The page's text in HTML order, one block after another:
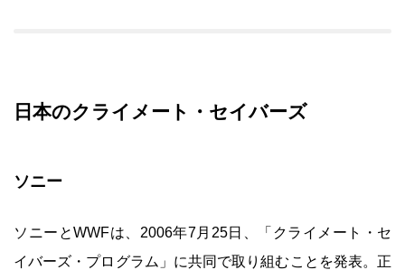
日本のクライメート・セイバーズ
ソニー
ソニーとWWFは、2006年7月25日、「クライメート・セ
イバーズ・プログラム」に共同で取り組むことを発表。正